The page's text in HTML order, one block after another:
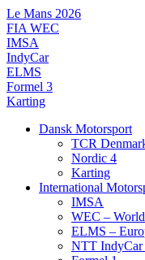
Videre
til
indhold
Le Mans 2026
FIA WEC
IMSA
IndyCar
ELMS
Formel 3
Karting
Dansk Motorsport
TCR
Nordic 4
Karting
International
IMSA
WEC –
ELMS –
NTT IndyCar